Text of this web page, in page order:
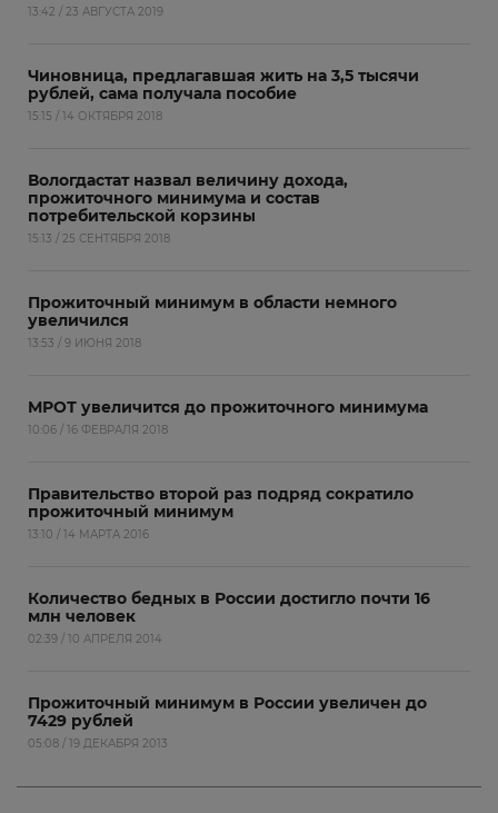
13:42 / 23 АВГУСТА 2019
Чиновница, предлагавшая жить на 3,5 тысячи
рублей, сама получала пособие
15:15 / 14 ОКТЯБРЯ 2018
Вологдастат назвал величину дохода,
прожиточного минимума и состав
потребительской корзины
15:13 / 25 СЕНТЯБРЯ 2018
Прожиточный минимум в области немного
увеличился
13:53 / 9 ИЮНЯ 2018
МРОТ увеличится до прожиточного минимума
10:06 / 16 ФЕВРАЛЯ 2018
Правительство второй раз подряд сократило
прожиточный минимум
13:10 / 14 МАРТА 2016
Количество бедных в России достигло почти 16
млн человек
02:39 / 10 АПРЕЛЯ 2014
Прожиточный минимум в России увеличен до
7429 рублей
05:08 / 19 ДЕКАБРЯ 2013